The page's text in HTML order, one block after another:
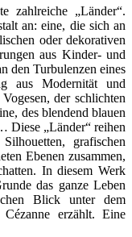
zahlreiche „Länder“.
an: eine, die sich an
oder dekorativen
aus Kinder- und
den Turbulenzen eines
aus Modernität und
der schlichten
des blendend blauen
Diese „Länder“ reihen
grafischen
Ebenen zusammen,
In diesem Werk
das ganze Leben
Blick unter dem
erzählt. Eine